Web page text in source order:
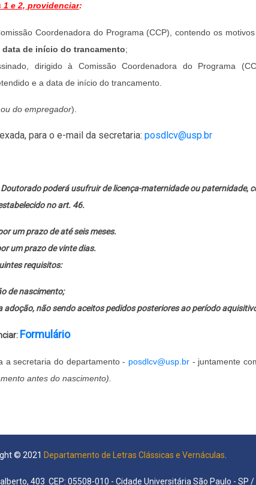
1 e 2, providenciar:
Coordenadora do Programa (CCP), contendo os
data de início do trancamento;
dirigido à Comissão Coordenadora do Programa
e a data de início do trancamento.
do empregador).
para o e-mail da secretaria:posdlcv@usp.br
poderá usufruir de licença-maternidade ou paternidade,
no art. 46.
um prazo de até seis meses.
um prazo de vinte dias.
requisitos:
de nascimento;
não sendo aceitos pedidos posteriores ao período
Formulário
a secretaria do departamento - posdlcv@usp.br- juntamente
antes do nascimento).
© 2021 Departamento de Letras Clássicas e Vernáculas
403 CEP: 05508-010 - Cidade Universitária São Paulo - SP /